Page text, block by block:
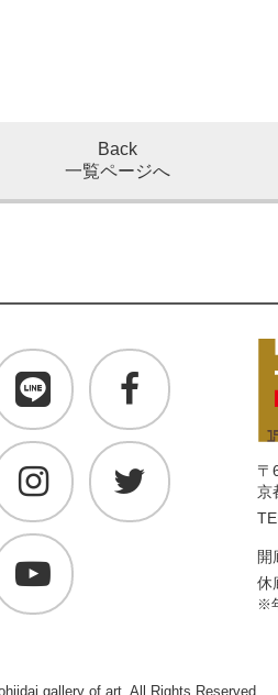
Back
一覧ページへ
〒
京
開
休
※
gallery of art. All Rights Reserved.